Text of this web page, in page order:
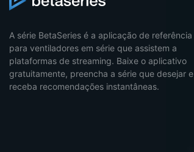
A série BetaSeries é a aplicação de referência
para ventiladores em série que assistem a
plataformas de streaming. Baixe o aplicativo
gratuitamente, preencha a série que desejar e
receba recomendações instantâneas.